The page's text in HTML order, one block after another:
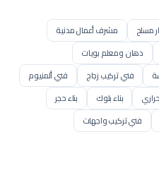
مسلح
مشرف أعمال مدنية
دهان ومعلم بويات
فني تركيب زجاج
فني ألمنيوم
بناء بلوك
بناء حجر
فني تركيب واجهات